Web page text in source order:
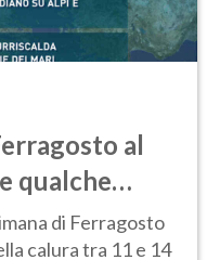
al
qualche
di Ferragosto
calura tra 11 e 14